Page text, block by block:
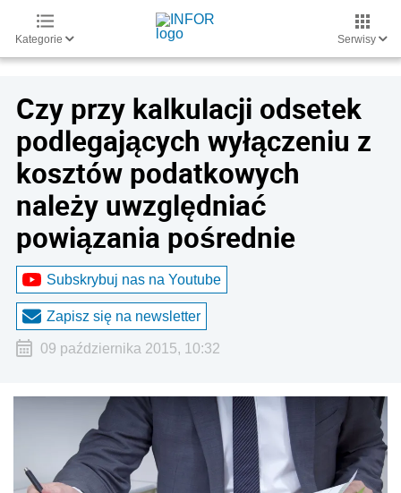
Kategorie Serwisy
Czy przy kalkulacji odsetek
podlegających wyłączeniu z
kosztów podatkowych
należy uwzględniać
powiązania pośrednie
Subskrybuj nas na Youtube
Zapisz się na newsletter
09 października 2015, 10:32